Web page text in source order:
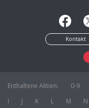
Kontakt
Enthaltene Aktien: 0-9
I
J K L M N